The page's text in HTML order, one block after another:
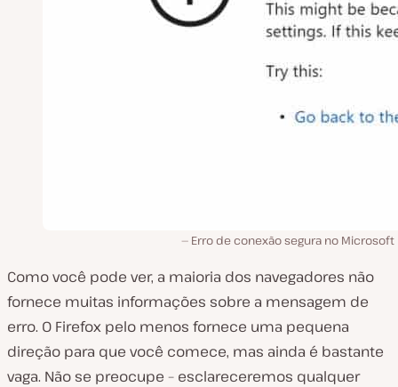
Erro de conexão segura no Microsoft
Como você pode ver, a maioria dos navegadores não
fornece muitas informações sobre a mensagem de
erro. O Firefox pelo menos fornece uma pequena
direção para que você comece, mas ainda é bastante
vaga. Não se preocupe – esclareceremos qualquer